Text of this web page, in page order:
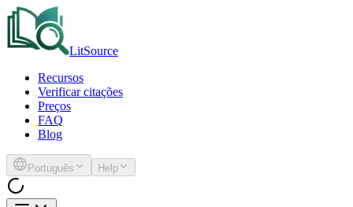
LitSource
Recursos
Verificar citações
Preços
FAQ
Blog
Português Help